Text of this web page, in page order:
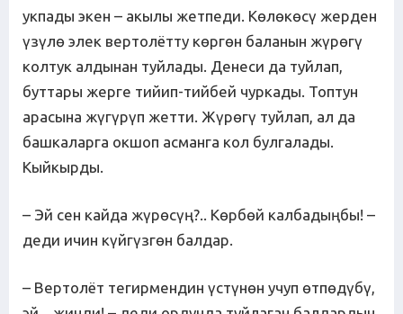
укпады экен – акылы жетпеди. Көлөкөсү жерден
үзүлө элек вертолётту көргөн баланын жүрөгү
колтук алдынан туйлады. Денеси да туйлап,
буттары жерге тийип-тийбей чуркады. Топтун
арасына жүгүрүп жетти. Жүрөгү туйлап, ал да
башкаларга окшоп асманга кол булгалады.
Кыйкырды.
– Эй сен кайда жүрөсүң?.. Көрбөй калбадыңбы! –
деди ичин күйгүзгөн балдар.
– Вертолёт тегирмендин үстүнөн учуп өтпөдүбү,